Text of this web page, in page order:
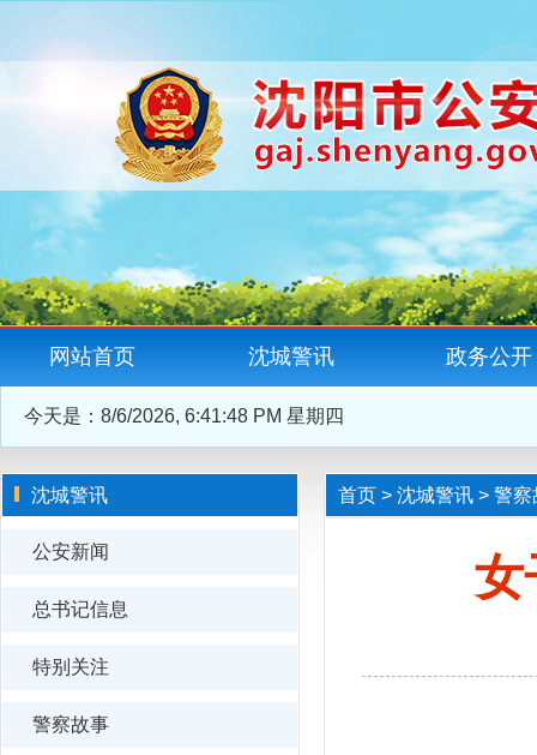
网站首页 沈城警讯 政务公开
今天是： 8/6/2026, 6:41:49 PM 星期四
沈城警讯
公安新闻
总书记信息
特别关注
警察故事
首页 > 沈城警讯 > 警察
女